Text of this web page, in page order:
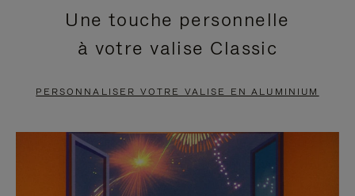
EN
PAUSE,
APPUYEZ
POUR
VIDÉO
EST
DÉSACTIVÉ.
CLIQUER
POUR
Une touche personnelle
à votre valise Classic
PERSONNALISER VOTRE VALISE EN ALUMINIUM